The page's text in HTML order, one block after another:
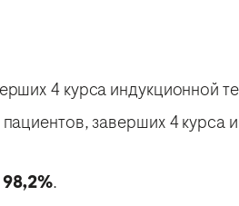
4 курса индукционной
заверших 4 курса
98,2%.